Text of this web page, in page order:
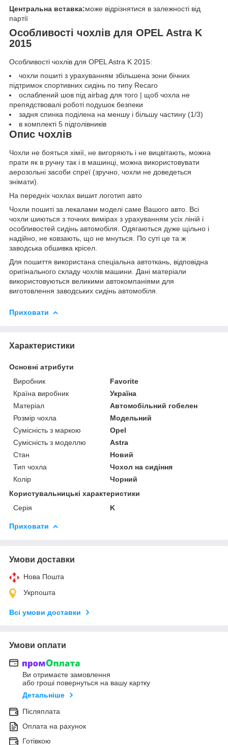
Центральна вставка:може відрізнятися в залежності від
партії
Особливості чохлів для OPEL Astra K
2015
Особливості чохлів для OPEL Astra K 2015:
чохли пошиті з урахуванням збільшена зони бічних
підтримок спортивних сидінь по типу Recaro
ослаблений шов під airbag для того | щоб чохла не
препядствовалі роботі подушок безпеки
задня спинка поділена на меншу і більшу частину (1/3)
в комплекті 5 підголівників
Опис чохлів
Чохли не бояться хімії, не вигоряють і не вицвітають, можна
прати як в ручну так і в машинці, можна використовувати
аерозольні засоби спреї (зручно, чохли не доведеться
знімати).
На передніх чохлах вишит логотип авто
Чохли пошиті за лекалами моделі саме Вашого авто. Всі
чохли шиються з точних вимірах з урахуванням усіх ліній і
особливостей сидінь автомобіля. Одягаються дуже щільно і
надійно, не ковзають, що не мнуться. По суті це та ж
заводська обшивка крісел.
Для пошиття використана спеціальна автоткань, відповідна
оригінального складу чохлів машини. Дані матеріали
використовуються великими автокомпаніями для
виготовлення заводських сидінь автомобіля.
Приховати
Характеристики
Основні атрибути
Виробник
Favorite
Країна виробник
Україна
Матеріал
Автомобільний гобелен
Розмір чохла
Модельний
Сумісність з маркою
Opel
Сумісність з моделлю
Astra
Стан
Новий
Тип чохла
Чохол на сидіння
Колір
Чорний
Користувальницькі характеристики
Серія
K
Приховати
Умови доставки
Нова Пошта
Укрпошта
Всі умови доставки
Умови оплати
Ви отримаєте замовлення
або гроші повернуться на вашу картку
Детальніше
Післяплата
Оплата на рахунок
Готівкою